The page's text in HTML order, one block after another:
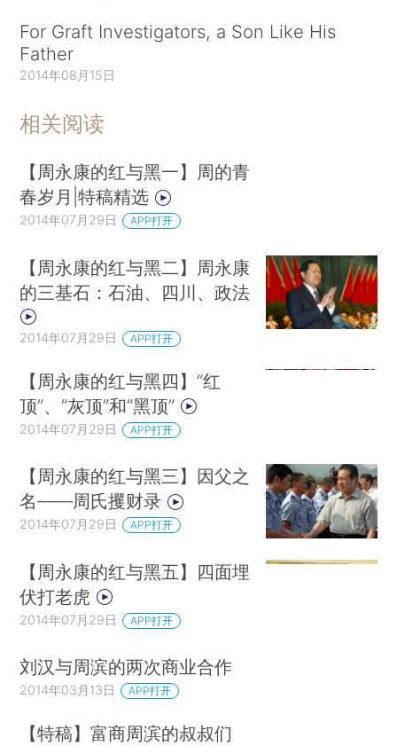
For Graft Investigators, a Son Like His
Father
2014年08月15日
相关阅读
【周永康的红与黑一】周的青
春岁月|特稿精选
2014年07月29日 APP打开
【周永康的红与黑二】周永康
的三基石：石油、四川、政法
2014年07月29日 APP打开
【周永康的红与黑四】“红
顶”、“灰顶”和“黑顶”
2014年07月29日 APP打开
【周永康的红与黑三】因父之
名——周氏攫财录
2014年07月29日 APP打开
【周永康的红与黑五】四面埋
伏打老虎
2014年07月29日 APP打开
刘汉与周滨的两次商业合作
2014年03月13日 APP打开
【特稿】富商周滨的叔叔们